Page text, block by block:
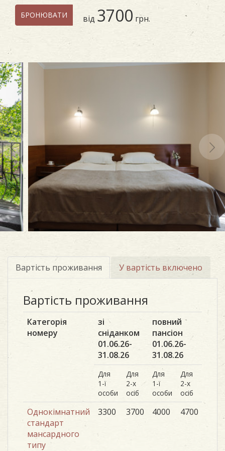
БРОНЮВАТИ від 3700 грн.
Вартість проживання У вартість включено
Вартість проживання
Категорія
номеру
зі
сніданком
01.06.26-
31.08.26
повний
пансіон
01.06.26-
31.08.26
Для
1-ї
особи
Для
2-х
осіб
Для
1-ї
особи
Для
2-х
осіб
Однокімнатний
стандарт
мансардного
типу
3300 3700 4000 4700